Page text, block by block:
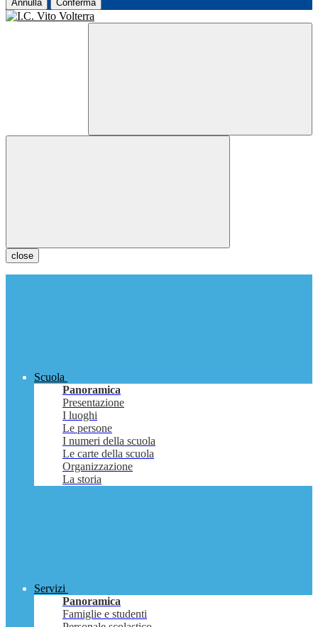
Annulla Conferma
close
Scuola
Panoramica
Presentazione
I luoghi
Le persone
I numeri della scuola
Le carte della scuola
Organizzazione
La storia
Servizi
Panoramica
Famiglie e studenti